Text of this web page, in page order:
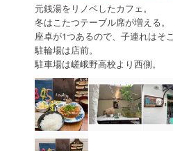
元銭湯をリノベしたカフェ。
冬はこたつテーブル席が増える。
座卓が1つあるので、子連れはそ
駐輪場は店前。
駐車場は嵯峨野高校より西側。